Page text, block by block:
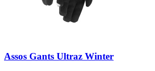
Assos Gants Ultraz Winter